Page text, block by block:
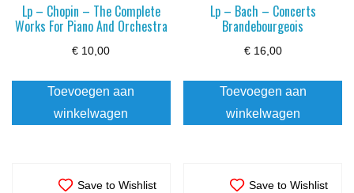
Lp – Chopin – The Complete
Works For Piano And Orchestra
€ 10,00
Toevoegen aan
winkelwagen
Lp – Bach – Concerts
Brandebourgeois
€16,00
Toevoegen aan
winkelwagen
Save to Wishlist Save to Wishlist